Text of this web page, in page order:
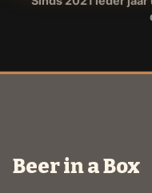
Beer in a Box